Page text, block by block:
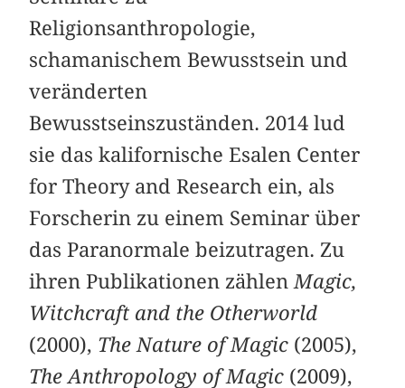
Religionsanthropologie,
schamanischem Bewusstsein und
veränderten
Bewusstseinszuständen. 2014 lud
sie das kalifornische Esalen Center
for Theory and Research ein, als
Forscherin zu einem Seminar über
das Paranormale beizutragen. Zu
ihren Publikationen zählen Magic,
Witchcraft and the Otherworld
(2000), The Nature of Magic (2005),
The Anthropology of Magic (2009),